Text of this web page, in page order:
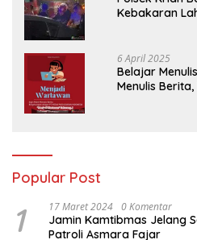
Kebakaran
6 April 2025
Belajar
Menulis
Popular Post
1 17 Maret 2024 0 Komentar
Jamin Kamtibmas Jelang
Patroli Asmara Fajar